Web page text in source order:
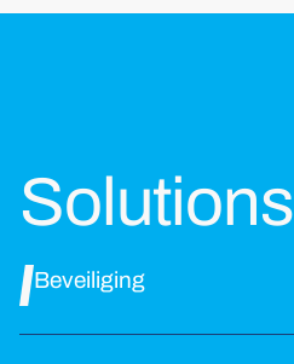
Solutions
Beveiliging